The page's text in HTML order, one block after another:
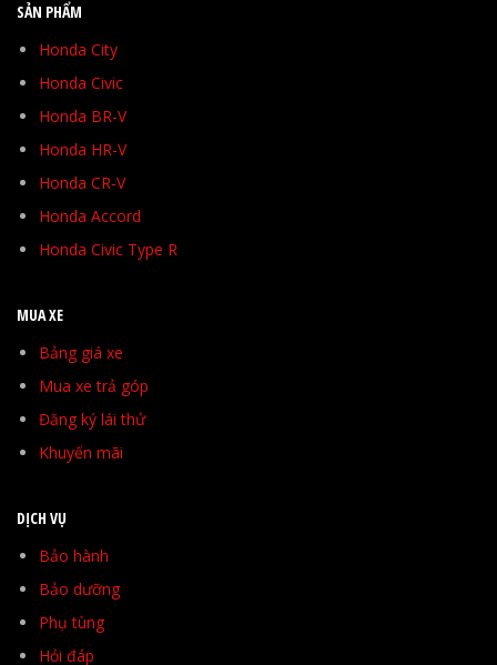
SẢN PHẨM
Honda City
Honda Civic
Honda BR-V
Honda HR-V
Honda CR-V
Honda Accord
Honda Civic Type R
MUA XE
Bảng giá xe
Mua xe trả góp
Đăng ký lái thử
Khuyến mãi
DỊCH VỤ
Bảo hành
Bảo dưỡng
Phụ tùng
Hỏi đáp